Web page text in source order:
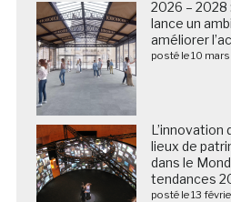
2026 – 2028
lance un
améliorer
posté le 10
lieux de
dans le
tendances
posté le 13